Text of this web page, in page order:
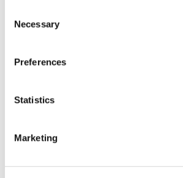
Necessary
Preferences
Statistics
Marketing
결제
신용 카드
JCB (제이씨비)